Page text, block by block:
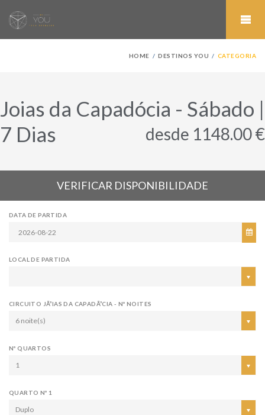
HOME DESTINOS YOU CATEGORIA
Joias da Capadócia - Sábado |
7 Dias
desde 1148.00 €
VERIFICAR DISPONIBILIDADE
DATA DE PARTIDA
LOCAL DE PARTIDA
CIRCUITO JÃ³IAS DA CAPADÃ³CIA - Nº NOITES
6 noite(s)
Nº QUARTOS
1
QUARTO Nº 1
Duplo